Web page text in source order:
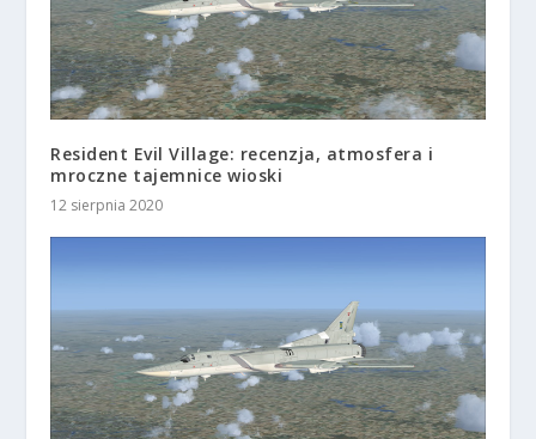
Resident Evil Village: recenzja, atmosfera i
mroczne tajemnice wioski
12 sierpnia 2020